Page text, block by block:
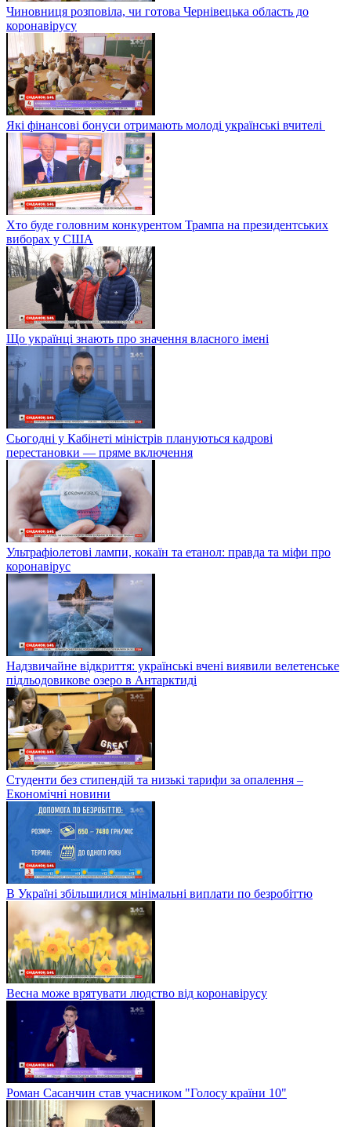
Чиновниця розповіла, чи готова Чернівецька область до
коронавірусу
Які фінансові бонуси отримають молоді українські вчителі
Хто буде головним конкурентом Трампа на президентських
виборах у США
Що українці знають про значення власного імені
Сьогодні у Кабінеті міністрів плануються кадрові
перестановки — пряме включення
Ультрафіолетові лампи, кокаїн та етанол: правда та міфи про
коронавірус
Надзвичайне відкриття: українські вчені виявили велетенське
підльодовикове озеро в Антарктиді
Студенти без стипендій та низькі тарифи за опалення –
Економічні новини
В Україні збільшилися мінімальні виплати по безробіттю
Весна може врятувати людство від коронавірусу
Роман Сасанчин став учасником "Голосу країни 10"